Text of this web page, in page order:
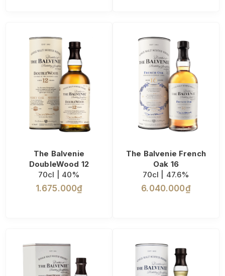
The Balvenie
DoubleWood 12
70cl | 40%
1.675.000₫
The Balvenie French
Oak 16
70cl | 47.6%
6.040.000₫